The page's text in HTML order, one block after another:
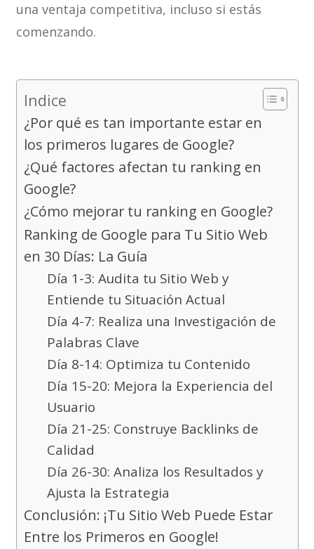
una ventaja competitiva, incluso si estás
comenzando.
Indice
¿Por qué es tan importante estar en
los primeros lugares de Google?
¿Qué factores afectan tu ranking en
Google?
¿Cómo mejorar tu ranking en Google?
Ranking de Google para Tu Sitio Web
en 30 Días: La Guía
Día 1-3: Audita tu Sitio Web y
Entiende tu Situación Actual
Día 4-7: Realiza una Investigación de
Palabras Clave
Día 8-14: Optimiza tu Contenido
Día 15-20: Mejora la Experiencia del
Usuario
Día 21-25: Construye Backlinks de
Calidad
Día 26-30: Analiza los Resultados y
Ajusta la Estrategia
Conclusión: ¡Tu Sitio Web Puede Estar
Entre los Primeros en Google!